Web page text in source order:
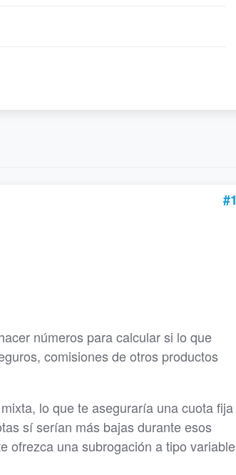
#1
números para calcular si lo que
comisiones de otros productos
lo que te aseguraría una cuota fija
sí serían más bajas durante esos
ofrezca una subrogación a tipo variable